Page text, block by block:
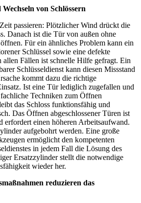
von Schlössern
passieren: Plötzlicher Wind drückt die
Danach ist die Tür von außen ohne
Für ein ähnliches Problem kann ein
Schlüssel sowie eine defekte
allen Fällen ist schnelle Hilfe gefragt. Ein
Schlüsseldienst kann diesen Missstand
kommt dazu die richtige
Ist eine Tür lediglich zugefallen und
Techniken zum Öffnen
das Schloss funktionsfähig und
Das Öffnen abgeschlossener Türen ist
erfordert einen höheren Arbeitsaufwand.
aufgebohrt werden. Eine große
ermöglicht den kompetenten
in jedem Fall die Lösung des
Ersatzzylinder stellt die notwendige
wieder her.
reduzieren das